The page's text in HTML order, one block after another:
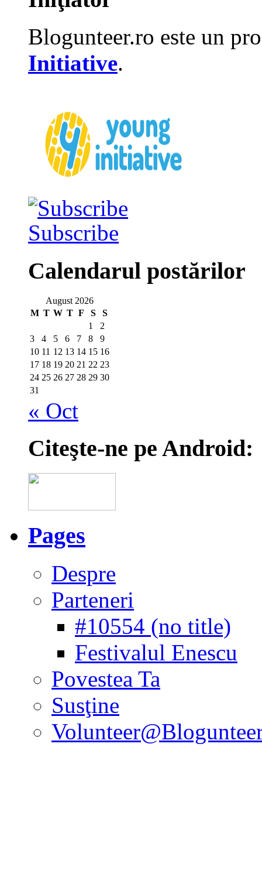
Blogunteer.ro este un
Initiative.
Subscribe
Calendarul postărilor
August 2026
M T W T F S
S
1
2
3
4 5 6 7 8
9
10 11 12 13 14 15 16
17 18 19 20 21 22 23
24 25 26 27 28 29 30
31
« Oct
Citeşte-ne pe Android:
Pages
Despre
Parteneri
#10554 (no title)
Festivalul Enescu
Povestea Ta
Susţine